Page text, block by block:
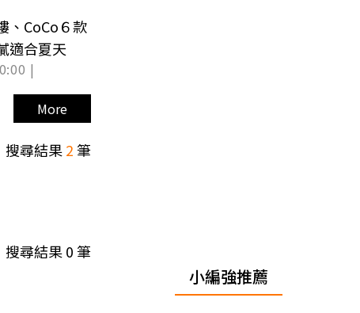
、CoCo６款
適合夏天
|
More
搜尋結果2筆
搜尋結果0筆
小編強推薦